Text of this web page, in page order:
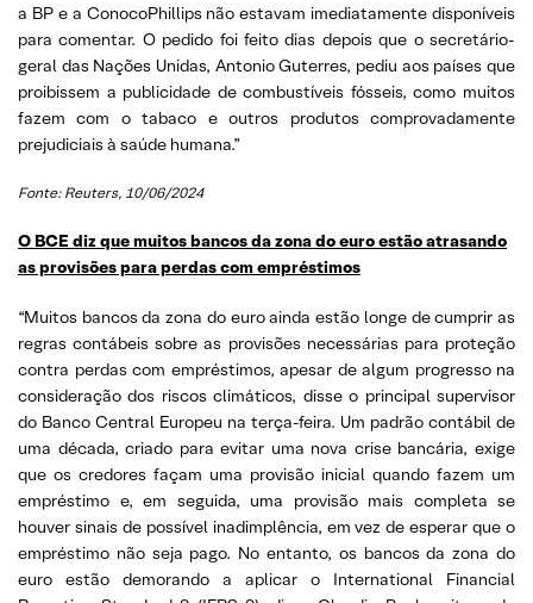
a BP e a ConocoPhillips não estavam imediatamente disponíveis
para comentar. O pedido foi feito dias depois que o secretário-
geral das Nações Unidas, Antonio Guterres, pediu aos países que
proibissem a publicidade de combustíveis fósseis, como muitos
fazem com o tabaco e outros produtos comprovadamente
prejudiciais à saúde humana.”
Fonte: Reuters, 10/06/2024
O BCE diz que muitos bancos da zona do euro estão atrasando
as provisões para perdas com empréstimos
“Muitos bancos da zona do euro ainda estão longe de cumprir as
regras contábeis sobre as provisões necessárias para proteção
contra perdas com empréstimos, apesar de algum progresso na
consideração dos riscos climáticos, disse o principal supervisor
do Banco Central Europeu na terça-feira. Um padrão contábil de
uma década, criado para evitar uma nova crise bancária, exige
que os credores façam uma provisão inicial quando fazem um
empréstimo e, em seguida, uma provisão mais completa se
houver sinais de possível inadimplência, em vez de esperar que o
empréstimo não seja pago. No entanto, os bancos da zona do
euro estão demorando a aplicar o International Financial